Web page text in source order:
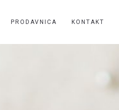
PRODAVNICA KONTAKT